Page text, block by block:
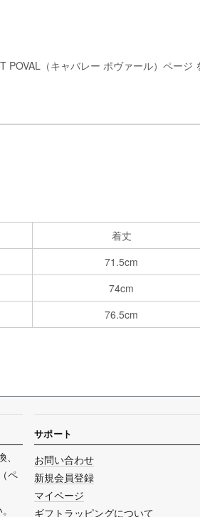
POVAL（キャバレー ポヴァール）ページ
着丈
71.5cm
74cm
76.5cm
ペ
サポート
お問い合わせ
新規会員登録
マイページ
ギフトラッピングについて